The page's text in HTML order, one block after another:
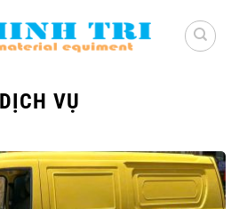
DỊCH VỤ